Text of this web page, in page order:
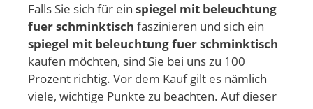
Falls Sie sich für ein spiegel mit beleuchtung
fuer schminktisch faszinieren und sich ein
spiegel mit beleuchtung fuer schminktisch
kaufen möchten, sind Sie bei uns zu 100
Prozent richtig. Vor dem Kauf gilt es nämlich
viele, wichtige Punkte zu beachten. Auf dieser